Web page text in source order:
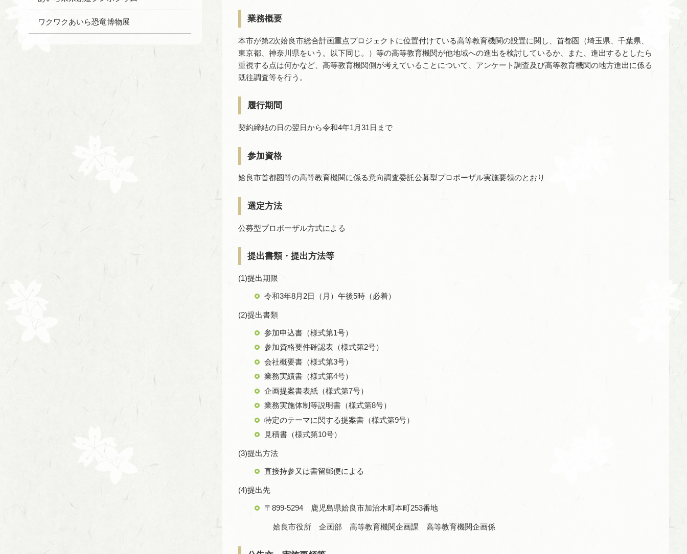
ワクワクあいら恐竜博物展 業務概要
本市が第2次姶良市総合計画重点プロジェクトに位置付けている高等教育機関の設置に関し、首都圏（埼玉県、千葉県、
東京都、神奈川県をいう。以下同じ。）等の高等教育機関が他地域への進出を検討しているか、また、進出するとしたら
重視する点は何かなど、高等教育機関側が考えていることについて、アンケート調査及び高等教育機関の地方進出に係る
既往調査等を行う。
履行期間
契約締結の日の翌日から令和4年1月31日まで
参加資格
姶良市首都圏等の高等教育機関に係る意向調査委託公募型プロポーザル実施要領のとおり
選定方法
公募型プロポーザル方式による
提出書類・提出方法等
(1)提出期限
令和3年8月2日（月）午後5時（必着）
(2)提出書類
参加申込書（様式第1号）
参加資格要件確認表（様式第2号）
会社概要書（様式第3号）
業務実績書（様式第4号）
企画提案書表紙（様式第7号）
業務実施体制等説明書（様式第8号）
特定のテーマに関する提案書（様式第9号）
見積書（様式第10号）
(3)提出方法
直接持参又は書留郵便による
(4)提出先
〒899-5294 鹿児島県姶良市加治木町本町253番地
姶良市役所 企画部 高等教育機関企画課 高等教育機関企画係